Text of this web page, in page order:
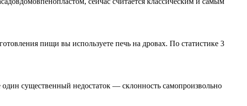
пищи вы используете печь на дровах. По статистике 3
существенный недостаток — склонность самопроизвольно